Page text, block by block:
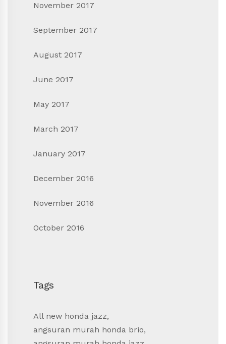
November 2017
September 2017
August 2017
June 2017
May 2017
March 2017
January 2017
December 2016
November 2016
October 2016
Tags
All new honda jazz,
angsuran murah honda brio,